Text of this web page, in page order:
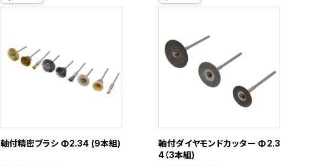
軸付精密ブラシ Φ2.34 (9本組)
軸付ダイヤモンドカッター Φ2.3
4（3本組)